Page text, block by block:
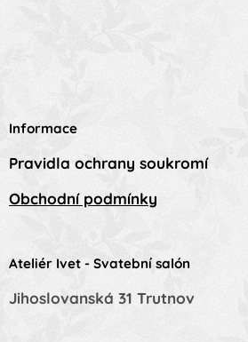
Informace
Pravidla ochrany soukromí
Obchodní podmínky
Ateliér Ivet - Svatební salón
Jihoslovanská 31 Trutnov